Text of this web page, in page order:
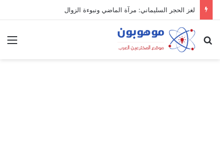
لغز الحجر السليماني: مرآة الماضي ونبوءة الزوال
بحث عن